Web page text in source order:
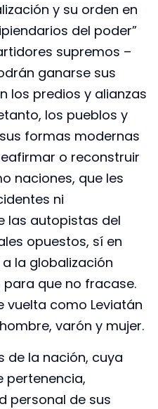
y su orden en
del poder”
supremos –
ganarse sus
los predios y alianzas
los pueblos y
formas modernas
o reconstruir
naciones, que les
ni
las autopistas del
opuestos, sí en
la globalización
que no fracase.
vuelta como Leviatán
varón y mujer.
de la nación, cuya
pertenencia,
personal de sus